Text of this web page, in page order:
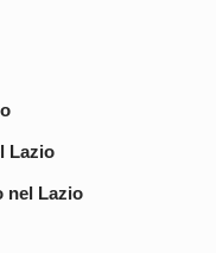
Lazio
nel Lazio